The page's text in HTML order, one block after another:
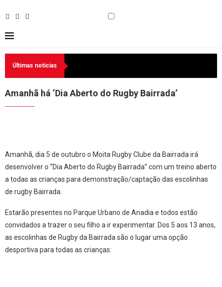
Últimas noticias
Amanhã há ‘Dia Aberto do Rugby Bairrada’
Amanhã, dia 5 de outubro o Moita Rugby Clube da Bairrada irá
desenvolver o “Dia Aberto do Rugby Bairrada” com um treino aberto
a todas as crianças para demonstração/captação das escolinhas
de rugby Bairrada.
Estarão presentes no Parque Urbano de Anadia e todos estão
convidados a trazer o seu filho a ir experimentar. Dos 5 aos 13 anos,
as escolinhas de Rugby da Bairrada são o lugar uma opção
desportiva para todas as crianças: